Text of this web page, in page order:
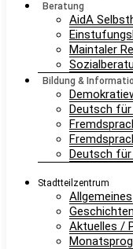
Beratung
AidA
Maintaler
Bildung &
Deutsch für
Deutsch für
Stadtteilzentrum
Allgemeines
Aktuelles /